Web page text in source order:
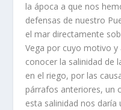
la ápoca a que nos
defensas de nuestro
el mar directamente
Vega por cuyo motivo
conocer la salinidad de
en el riego, por las
párrafos anteriores, un
esta salinidad nos